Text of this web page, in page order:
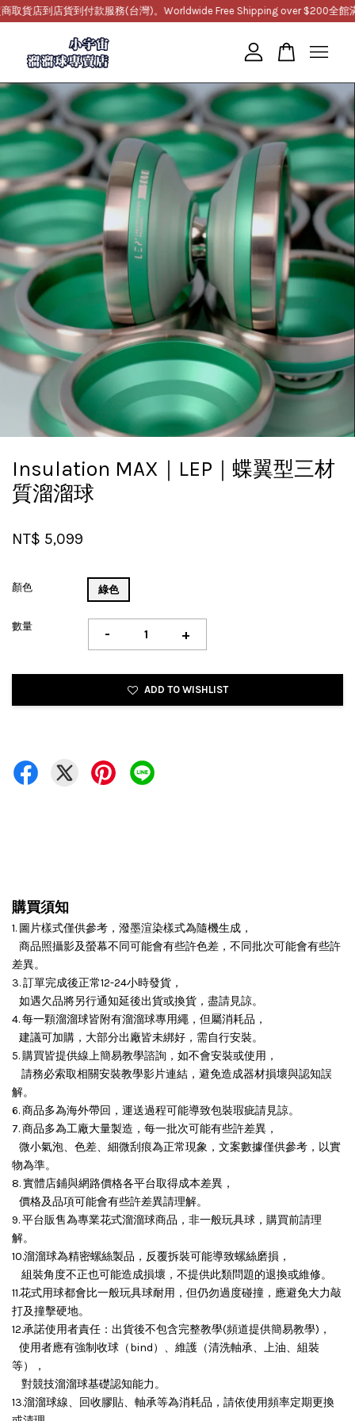
貨店到店貨到付款服務(台灣)。Worldwide Free Shipping over $200全館滿
Insulation MAX｜LEP｜蝶翼型三材
質溜溜球
NT$ 5,099
顏色 綠色
數量 - +
ADD TO WISHLIST
購買須知
1. 圖片樣式僅供參考，潑墨渲染樣式為隨機生成，
商品照攝影及螢幕不同可能會有些許色差，不同批次可能會有些許
差異。
3. 訂單完成後正常12-24小時發貨，
如遇欠品將另行通知延後出貨或換貨，盡請見諒。
4. 每一顆溜溜球皆附有溜溜球專用繩，但屬消耗品，
建議可加購，大部分出廠皆未綁好，需自行安裝。
5. 購買皆提供線上簡易教學諮詢，如不會安裝或使用，
請務必索取相關安裝教學影片連結，避免造成器材損壞與認知誤
解。
6. 商品多為海外帶回，運送過程可能導致包裝瑕疵請見諒。
7. 商品多為工廠大量製造，每一批次可能有些許差異，
微小氣泡、色差、細微刮痕為正常現象，文案數據僅供參考，以實
物為準。
8. 實體店鋪與網路價格各平台取得成本差異，
價格及品項可能會有些許差異請理解。
9. 平台販售為專業花式溜溜球商品，非一般玩具球，購買前請理
解。
10.溜溜球為精密螺絲製品，反覆拆裝可能導致螺絲磨損，
組裝角度不正也可能造成損壞， 不提供此類問題的退換或維修。
11.花式用球都會比一般玩具球耐用，但仍勿過度碰撞，應避免大力敲
打及撞擊硬地。
12.承諾使用者責任：出貨後不包含完整教學(頻道提供簡易教學)，
使用者應有強制收球（bind）、維護（清洗軸承、上油、組裝
等），
對競技溜溜球基礎認知能力。
13.溜溜球線、回收膠貼、軸承等為消耗品，請依使用頻率定期更換
您的購物車目前還是空的。
繼續購物